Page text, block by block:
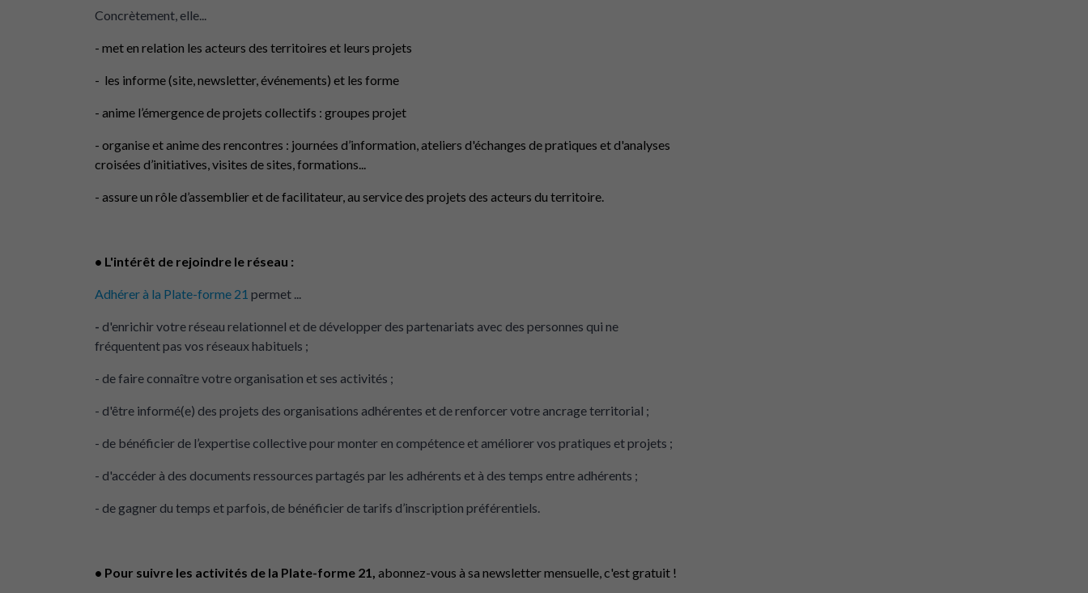
Concrètement, elle...
- met en relation les acteurs des territoires et leurs projets
- les informe (site, newsletter, événements) et les forme
- anime l’émergence de projets collectifs : groupes projet
- organise et anime des rencontres : journées d’information, ateliers d'échanges de pratiques et d'analyses
croisées d’initiatives, visites de sites, formations...
- assure un rôle d’assemblier et de facilitateur, au service des projets des acteurs du territoire.
• L'intérêt de rejoindre le réseau :
Adhérer à la Plate-forme 21 permet ...
- d'enrichir votre réseau relationnel et de développer des partenariats avec des personnes qui ne
fréquentent pas vos réseaux habituels ;
- de faire connaître votre organisation et ses activités ;
- d'être informé(e) des projets des organisations adhérentes et de renforcer votre ancrage territorial ;
- de bénéficier de l’expertise collective pour monter en compétence et améliorer vos pratiques et projets ;
- d'accéder à des documents ressources partagés par les adhérents et à des temps entre adhérents ;
- de gagner du temps et parfois, de bénéficier de tarifs d’inscription préférentiels.
• Pour suivre les activités de la Plate-forme 21, abonnez-vous à sa newsletter mensuelle, c'est gratuit !